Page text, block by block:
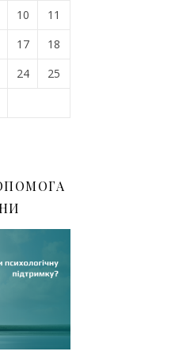
10
11
17
18
24
25